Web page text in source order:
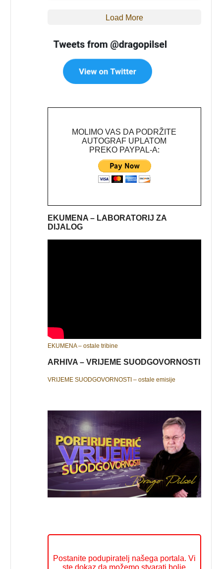
Load More
MOLIMO VAS DA PODRŽITE
AUTOGRAF UPLATOM
PREKO PAYPAL-A:
EKUMENA – LABORATORIJ ZA
DIJALOG
EKUMENA – ostale tribine
ARHIVA – VRIJEME SUODGOVORNOSTI
VRIJEME SUODGOVORNOSTI – ostale emisije
Postanite podupiratelj našega portala. Vi
ste dokaz da možemo stvarati bolje